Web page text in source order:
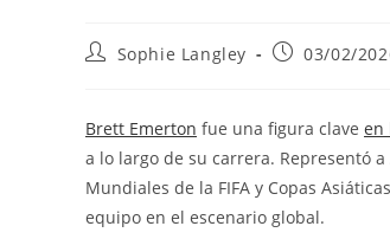
PostSophie Langley
Post03/02/
Brett Emerton fue una figura clave en
a lo largo de su carrera. Representó
Mundiales de la FIFA y Copas
equipo en el escenario global.